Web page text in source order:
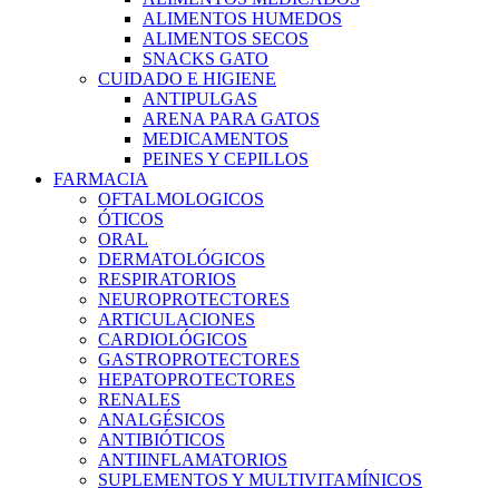
ALIMENTOS HUMEDOS
ALIMENTOS SECOS
SNACKS GATO
CUIDADO E HIGIENE
ANTIPULGAS
ARENA PARA GATOS
MEDICAMENTOS
PEINES Y CEPILLOS
FARMACIA
OFTALMOLOGICOS
ÓTICOS
ORAL
DERMATOLÓGICOS
RESPIRATORIOS
NEUROPROTECTORES
ARTICULACIONES
CARDIOLÓGICOS
GASTROPROTECTORES
HEPATOPROTECTORES
RENALES
ANALGÉSICOS
ANTIBIÓTICOS
ANTIINFLAMATORIOS
SUPLEMENTOS Y MULTIVITAMÍNICOS